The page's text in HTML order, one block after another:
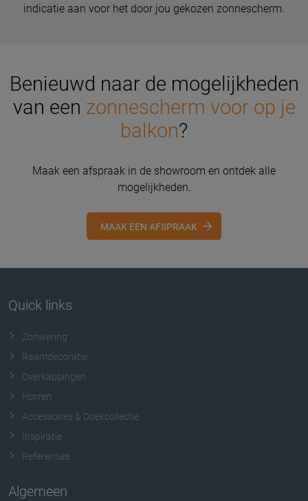
indicatie aan voor het door jou gekozen zonnescherm.
Benieuwd naar de mogelijkheden
van een zonnescherm voor op je
balkon?
Maak een afspraak in de showroom en ontdek alle
mogelijkheden.
MAAK EEN AFSPRAAK
Quick links
Zonwering
Raamdecoratie
Overkappingen
Horren
Accessoires & Doekcollectie
Inspiratie
Referenties
Algemeen